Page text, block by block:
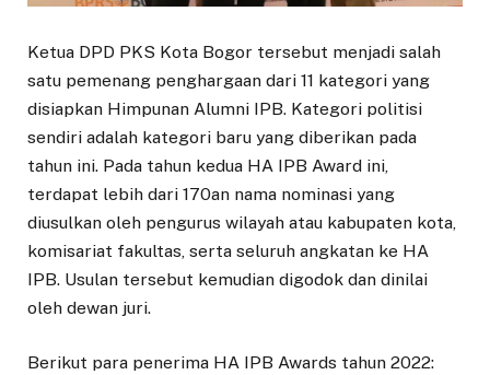
Ketua DPD PKS Kota Bogor tersebut menjadi salah
satu pemenang penghargaan dari 11 kategori yang
disiapkan Himpunan Alumni IPB. Kategori politisi
sendiri adalah kategori baru yang diberikan pada
tahun ini. Pada tahun kedua HA IPB Award ini,
terdapat lebih dari 170an nama nominasi yang
diusulkan oleh pengurus wilayah atau kabupaten kota,
komisariat fakultas, serta seluruh angkatan ke HA
IPB. Usulan tersebut kemudian digodok dan dinilai
oleh dewan juri.
Berikut para penerima HA IPB Awards tahun 2022: